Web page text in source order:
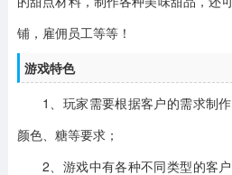
铺，雇佣员工等等！
游戏特色
1、玩家需要根据客户的需求制
颜色、糖等要求；
2、游戏中有各种不同类型的客